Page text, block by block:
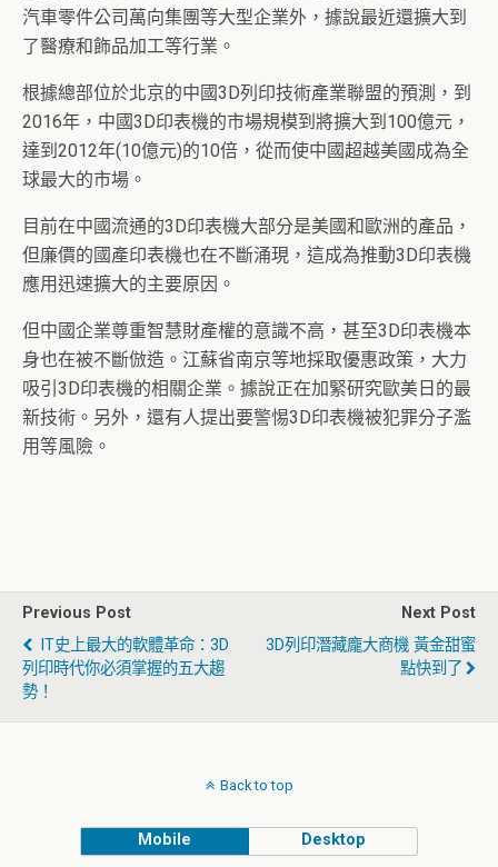
汽車零件公司萬向集團等大型企業外，據說最近還擴大到
了醫療和飾品加工等行業。
根據總部位於北京的中國3D列印技術產業聯盟的預測，到
2016年，中國3D印表機的市場規模到將擴大到100億元，
達到2012年(10億元)的10倍，從而使中國超越美國成為全
球最大的市場。
目前在中國流通的3D印表機大部分是美國和歐洲的產品，
但廉價的國產印表機也在不斷涌現，這成為推動3D印表機
應用迅速擴大的主要原因。
但中國企業尊重智慧財產權的意識不高，甚至3D印表機本
身也在被不斷倣造。江蘇省南京等地採取優惠政策，大力
吸引3D印表機的相關企業。據說正在加緊研究歐美日的最
新技術。另外，還有人提出要警惕3D印表機被犯罪分子濫
用等風險。
Previous Post
IT史上最大的軟體革命：3D
列印時代你必須掌握的五大趨
勢！
Next Post
3D列印潛藏龐大商機 黃金甜蜜
點快到了
Back to top
Mobile Desktop